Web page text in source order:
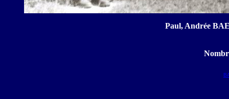
Paul, Andrée